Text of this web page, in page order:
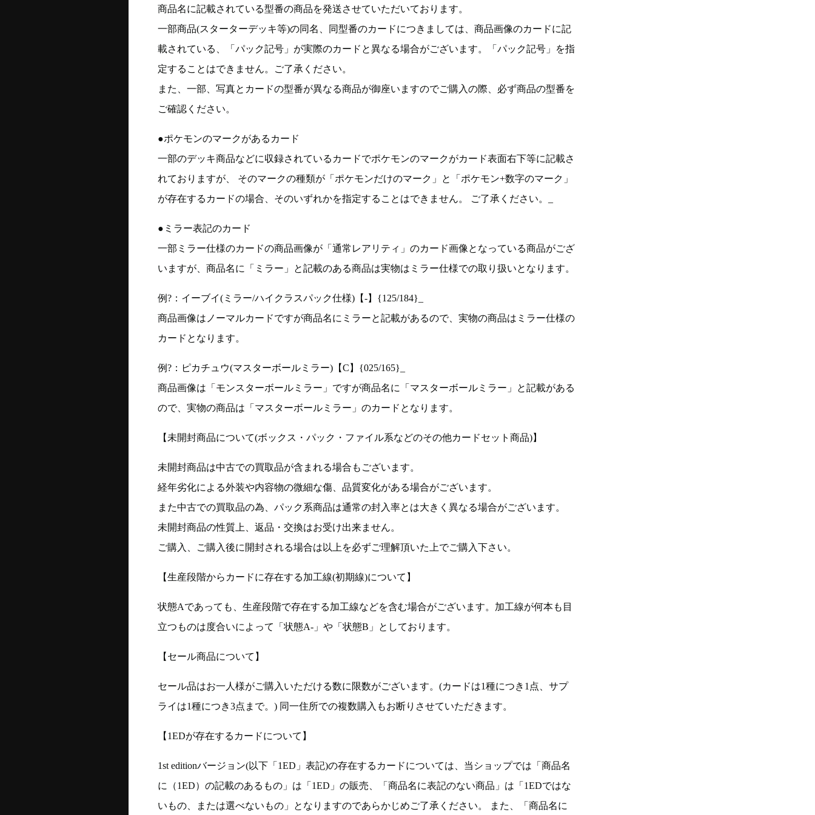
商品名に記載されている型番の商品を発送させていただいております。
一部商品(スターターデッキ等)の同名、同型番のカードにつきましては、商品画像のカードに記
載されている、「パック記号」が実際のカードと異なる場合がございます。「パック記号」を指
定することはできません。ご了承ください。
また、一部、写真とカードの型番が異なる商品が御座いますのでご購入の際、必ず商品の型番を
ご確認ください。
●ポケモンのマークがあるカード
一部のデッキ商品などに収録されているカードでポケモンのマークがカード表面右下等に記載さ
れておりますが、 そのマークの種類が「ポケモンだけのマーク」と「ポケモン+数字のマーク」
が存在するカードの場合、そのいずれかを指定することはできません。 ご了承ください。_
●ミラー表記のカード
一部ミラー仕様のカードの商品画像が「通常レアリティ」のカード画像となっている商品がござ
いますが、商品名に「ミラー」と記載のある商品は実物はミラー仕様での取り扱いとなります。
例?：イーブイ(ミラー/ハイクラスパック仕様)【-】{125/184}_
商品画像はノーマルカードですが商品名にミラーと記載があるので、実物の商品はミラー仕様の
カードとなります。
例?：ピカチュウ(マスターボールミラー)【C】{025/165}_
商品画像は「モンスターボールミラー」ですが商品名に「マスターボールミラー」と記載がある
ので、実物の商品は「マスターボールミラー」のカードとなります。
【未開封商品について(ボックス・パック・ファイル系などのその他カードセット商品)】
未開封商品は中古での買取品が含まれる場合もございます。
経年劣化による外装や内容物の微細な傷、品質変化がある場合がございます。
また中古での買取品の為、パック系商品は通常の封入率とは大きく異なる場合がございます。
未開封商品の性質上、返品・交換はお受け出来ません。
ご購入、ご購入後に開封される場合は以上を必ずご理解頂いた上でご購入下さい。
【生産段階からカードに存在する加工線(初期線)について】
状態Aであっても、生産段階で存在する加工線などを含む場合がございます。加工線が何本も目
立つものは度合いによって「状態A-」や「状態B」としております。
【セール商品について】
セール品はお一人様がご購入いただける数に限数がございます。(カードは1種につき1点、サプ
ライは1種につき3点まで。) 同一住所での複数購入もお断りさせていただきます。
【1EDが存在するカードについて】
1st editionバージョン(以下「1ED」表記)の存在するカードについては、当ショップでは「商品名
に（1ED）の記載のあるもの」は「1ED」の販売、「商品名に表記のない商品」は「1EDではな
いもの、または選べないもの」となりますのであらかじめご了承ください。 また、「商品名に